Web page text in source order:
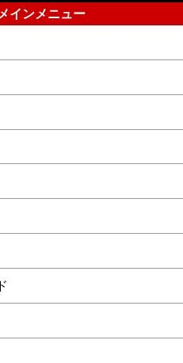
インメニュー